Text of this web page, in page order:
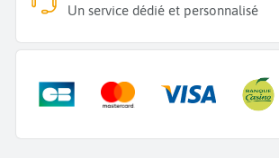
Un service dédié et personnalisé